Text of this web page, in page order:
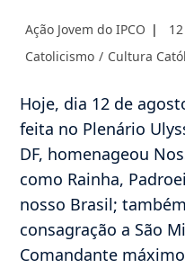
Autor
post:
Ação Jovem do IPCO
Categoria
Catolicismo / Cultura
Hoje, dia 12 de
feita no Plenário
DF, homenageou
como Rainha,
nosso Brasil;
consagração a São
Comandante